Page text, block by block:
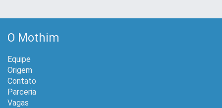
O Mothim
Equipe
Origem
Contato
Parceria
Vagas